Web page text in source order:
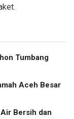
Tumbang
Aceh Besar
Bersih dan